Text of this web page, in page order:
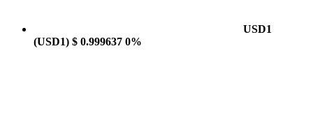
USD1
(USD1) $ 0.999637 0%